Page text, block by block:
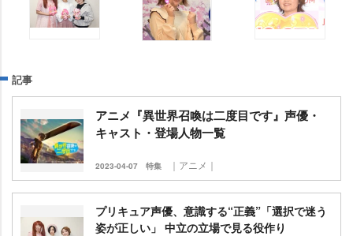
記事
アニメ『異世界召喚は二度目です』声優・
キャスト・登場人物一覧
2023-04-07 特集 ｜アニメ｜
プリキュア声優、意識する“正義”「選択で迷う
姿が正しい」 中立の立場で見る役作り